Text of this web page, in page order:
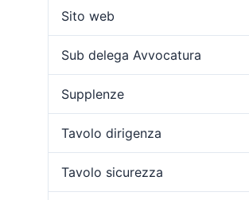
Sito web
Sub delega Avvocatura
Supplenze
Tavolo dirigenza
Tavolo sicurezza